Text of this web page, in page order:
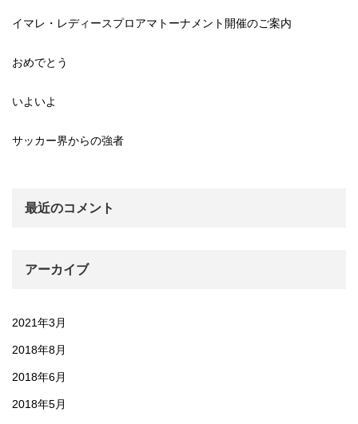
イマレ・レディースプロアマトーナメント開催のご案内
おめでとう
いよいよ
サッカー界からの強者
最近のコメント
アーカイブ
2021年3月
2018年8月
2018年6月
2018年5月